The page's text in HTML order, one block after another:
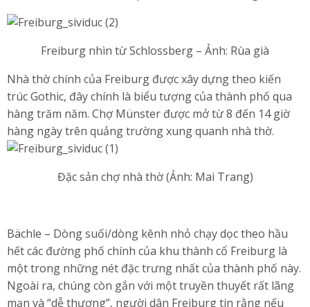
Freiburg nhìn từ Schlossberg – Ảnh: Rùa già
Nhà thờ chính của Freiburg được xây dựng theo kiến
trúc Gothic, đây chính là biểu tượng của thành phố qua
hàng trăm năm. Chợ Münster được mở từ 8 đến 14 giờ
hàng ngày trên quảng trường xung quanh nhà thờ.
Đặc sản chợ nhà thờ (Ảnh: Mai Trang)
Bächle – Dòng suối/dòng kênh nhỏ chạy dọc theo hầu
hết các đường phố chính của khu thành cổ Freiburg là
một trong những nét đặc trưng nhất của thành phố này.
Ngoài ra, chúng còn gắn với một truyền thuyết rất lãng
mạn và “dễ thương”, người dân Freiburg tin rằng nếu